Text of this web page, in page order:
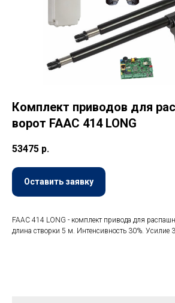
Комплект приводов для
ворот FAAC 414 LONG
53475 р.
Оставить заявку
FAAC 414 LONG - комплект привода для
длина створки 5 м. Интенсивность 30%. Усилие